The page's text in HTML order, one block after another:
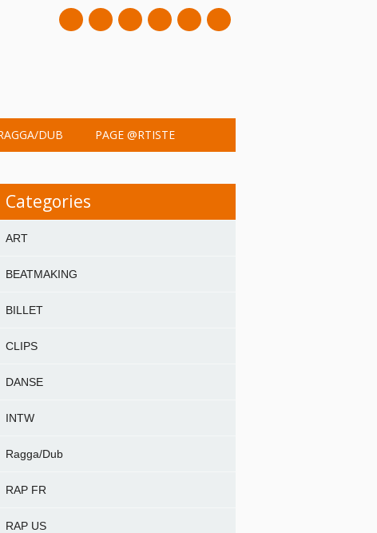
mail
DUB PAGE @RTISTE
Categories
ART
BEATMAKING
BILLET
CLIPS
DANSE
INTW
Ragga/Dub
RAP FR
RAP US